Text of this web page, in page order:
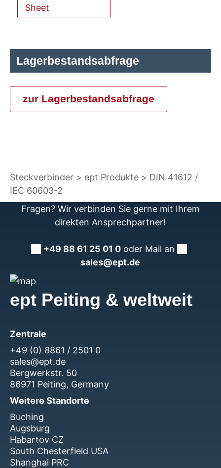
Sheet
Lagerbestandsabfrage
zur Lagerbestandsabfrage
Steckverbinder ept Produkte
DIN 41612 /
IEC 60603-2
Fragen? Wir verbinden Sie gerne mit Ihrem
direkten Ansprechpartner!
+49 88 61 25 01 0 oder Mail an
sales@ept.de
ept Peiting & weltweit
Zentrale
+49 (0) 8861 / 2501 0
sales@ept.de
Bergwerkstr. 50
86971 Peiting, Germany
Weitere Standorte
Buching
Augsburg
Habartov CZ
South Chesterfield USA
Shanghai PRC